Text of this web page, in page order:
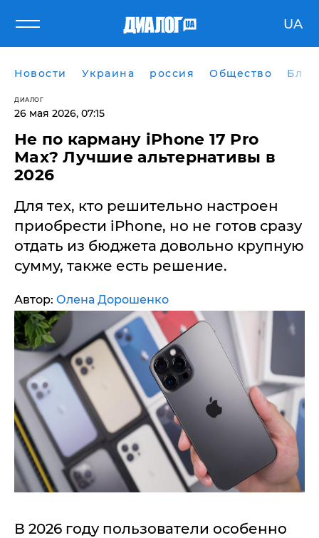
UA
Новости Украина россия Общество
ДИАЛОГ
26 мая 2026, 07:15
Не по карману iPhone 17 Pro
Max? Лучшие альтернативы в
2026
Для тех, кто решительно настроен
приобрести iPhone, но не готов сразу
отдать из бюджета довольно крупную
сумму, также есть решение.
Автор: Олена Дорошенко
В 2026 году пользователи особенно